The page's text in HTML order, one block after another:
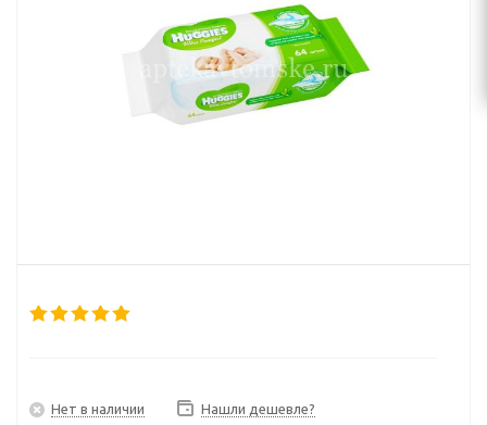
Нет в наличии Нашли дешевле?